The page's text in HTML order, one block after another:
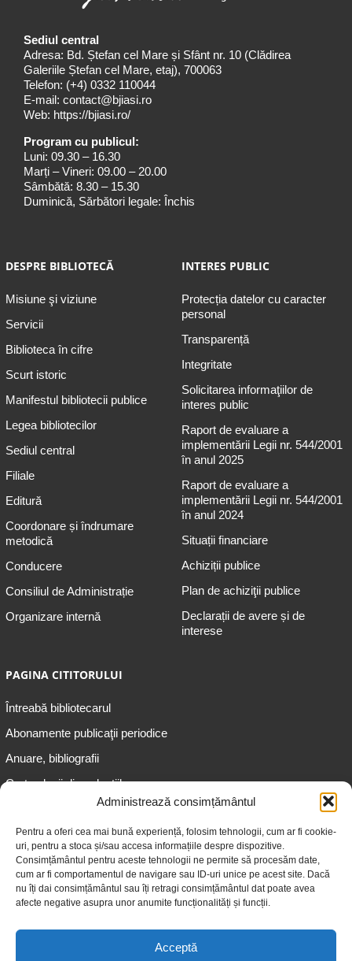
Administrează consimțământul
Pentru a oferi cea mai bună experiență, folosim tehnologii, cum ar fi cookie-
uri, pentru a stoca și/sau accesa informațiile despre dispozitive.
Consimțământul pentru aceste tehnologii ne permite să procesăm date,
cum ar fi comportamentul de navigare sau ID-uri unice pe acest site. Dacă
nu îți dai consimțământul sau îți retragi consimțământul dat poate avea
afecte negative asupra unor anumite funcționalități și funcții.
Acceptă
Sediul central
Adresa: Bd. Ștefan cel Mare și Sfânt nr. 10 (Clădirea
Galeriile Ștefan cel Mare, etaj), 700063
Telefon: (+4) 0332 110044
E-mail: contact@bjiasi.ro
Web: https://bjiasi.ro/
Program cu publicul:
Luni: 09.30 – 16.30
Marți – Vineri: 09.00 – 20.00
Sâmbătă: 8.30 – 15.30
Duminică, Sărbători legale: Închis
DESPRE BIBLIOTECĂ
Misiune şi viziune
Servicii
Biblioteca în cifre
Scurt istoric
Manifestul bibliotecii publice
Legea bibliotecilor
Sediul central
Filiale
Editură
Coordonare și îndrumare
metodică
Conducere
Consiliul de Administrație
Organizare internă
INTERES PUBLIC
Protecția datelor cu caracter
personal
Transparență
Integritate
Solicitarea informaţiilor de
interes public
Raport de evaluare a
implementării Legii nr. 544/2001
în anul 2025
Raport de evaluare a
implementării Legii nr. 544/2001
în anul 2024
Situații financiare
Achiziții publice
Plan de achiziţii publice
Declarații de avere și de
interese
PAGINA CITITORULUI
Întreabă bibliotecarul
Abonamente publicaţii periodice
Anuare, bibliografii
Cartea lunii din colecțiile
Informații pentru adolescenți
Informații pentru adulți
Informații pentru seniori